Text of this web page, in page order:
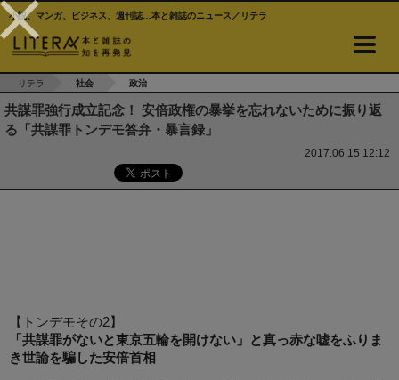
小説、マンガ、ビジネス、週刊誌…本と雑誌のニュース／リテラ
リテラ 社会 政治
共謀罪強行成立記念！ 安倍政権の暴挙を忘れないために振り返
る「共謀罪トンデモ答弁・暴言録」
2017.06.15 12:12
【トンデモその2】
「共謀罪がないと東京五輪を開けない」と真っ赤な嘘をふりま
き世論を騙した安倍首相